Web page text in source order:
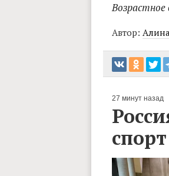
Возрастное
Автор:
27 минут назад